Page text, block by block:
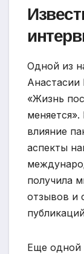
Одной из
Анастасии
«Жизнь
влияние
аспекты
получила
отзывов и
Еще одной